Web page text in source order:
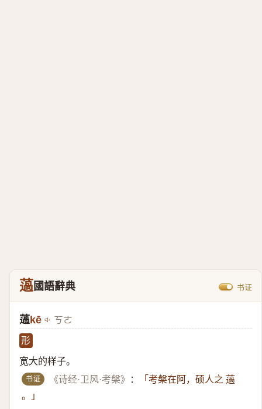
薖國語辭典 书证
薖kē ㄎㄜ
形
宽大的样子。
书证 《诗经·卫风·考槃》 ：
「考槃在阿，硕人之 薖
。」